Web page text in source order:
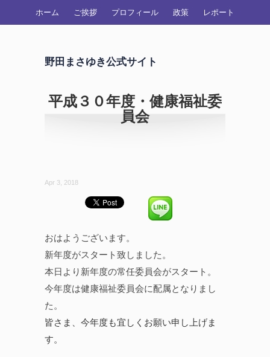
ホーム ご挨拶 プロフィール 政策 レポート
野田まさゆき公式サイト
平成３０年度・健康福祉委
員会
Apr 3, 2018
おはようございます。
新年度がスタート致しました。
本日より新年度の常任委員会がスタート。
今年度は健康福祉委員会に配属となりまし
た。
皆さま、今年度も宜しくお願い申し上げま
す。